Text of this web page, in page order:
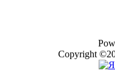
Copyright